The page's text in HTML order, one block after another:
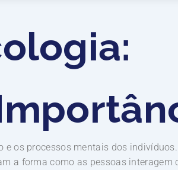
e os processos mentais dos
a forma como as pessoas interagem